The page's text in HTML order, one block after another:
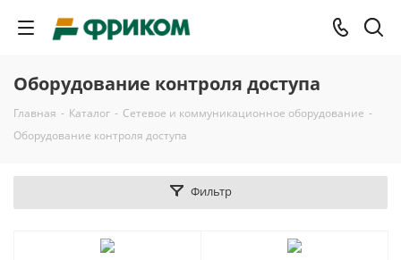
Оборудование контроля доступа
Главная - Каталог - Сетевое и коммуникационное оборудование -
Оборудование контроля доступа
Фильтр